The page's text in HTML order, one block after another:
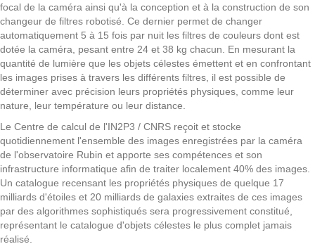
focal de la caméra ainsi qu'à la conception et à la construction de son
changeur de filtres robotisé. Ce dernier permet de changer
automatiquement 5 à 15 fois par nuit les filtres de couleurs dont est
dotée la caméra, pesant entre 24 et 38 kg chacun. En mesurant la
quantité de lumière que les objets célestes émettent et en confrontant
les images prises à travers les différents filtres, il est possible de
déterminer avec précision leurs propriétés physiques, comme leur
nature, leur température ou leur distance.
Le Centre de calcul de l'IN2P3 / CNRS reçoit et stocke
quotidiennement l'ensemble des images enregistrées par la caméra
de l'observatoire Rubin et apporte ses compétences et son
infrastructure informatique afin de traiter localement 40% des images.
Un catalogue recensant les propriétés physiques de quelque 17
milliards d'étoiles et 20 milliards de galaxies extraites de ces images
par des algorithmes sophistiqués sera progressivement constitué,
représentant le catalogue d'objets célestes le plus complet jamais
réalisé.